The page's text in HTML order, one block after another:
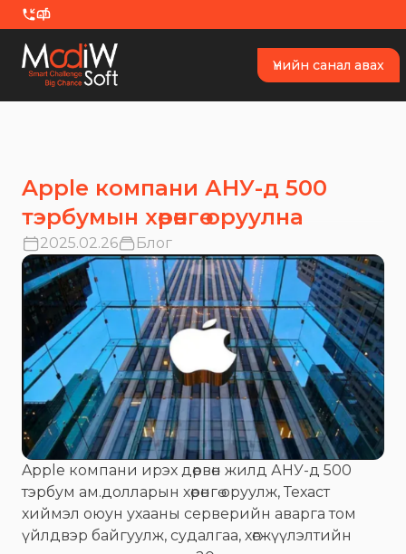
Skip to content
Үнийн санал авах
Apple компани АНУ-д 500
тэрбумын хөрөнгө оруулна
2025.02.26 Блог
Apple компани ирэх дөрвөн жилд АНУ-д 500
тэрбум ам.долларын хөрөнгө оруулж, Техаст
хиймэл оюун ухааны серверийн аварга том
үйлдвэр байгуулж, судалгаа, хөгжүүлэлтийн